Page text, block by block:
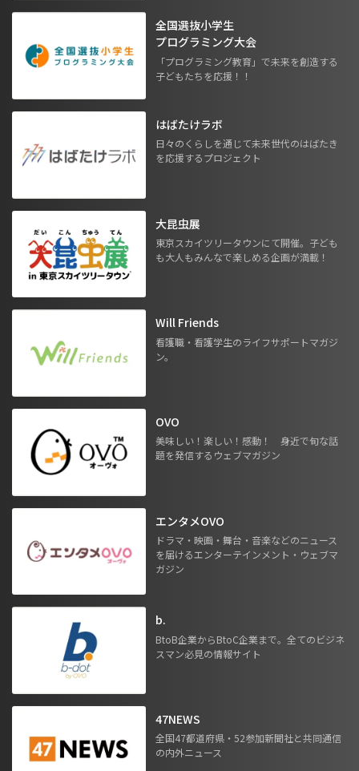
全国選抜小学生
プログラミング大会
「プログラミング教育」で未来を創造する
子どもたちを応援！！
はばたけラボ
日々のくらしを通じて未来世代のはばたき
を応援するプロジェクト
大昆虫展
東京スカイツリータウンにて開催。子ども
も大人もみんなで楽しめる企画が満載！
Will Friends
看護職・看護学生のライフサポートマガジ
ン。
OVO
美味しい！楽しい！感動！ 身近で旬な話
題を発信するウェブマガジン
エンタメOVO
ドラマ・映画・舞台・音楽などのニュース
を届けるエンターテインメント・ウェブマ
ガジン
b.
BtoB企業からBtoC企業まで。全てのビジネ
スマン必見の情報サイト
47NEWS
全国47都道府県・52参加新聞社と共同通信
の内外ニュース